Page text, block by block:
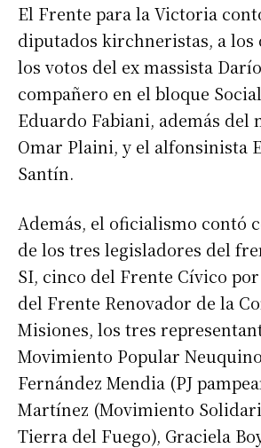
El Frente para la Victoria
diputados kirchneristas, a los
los votos del ex massista
compañero en el bloque
Eduardo Fabiani, además del
Omar Plaini, y el alfonsinista
Santín.
Además, el oficialismo contó
de los tres legisladores del
SI, cinco del Frente Cívico
del Frente Renovador de la
Misiones, los tres
Movimiento Popular
Fernández Mendia (PJ
Martínez (Movimiento
Tierra del Fuego), Graciela